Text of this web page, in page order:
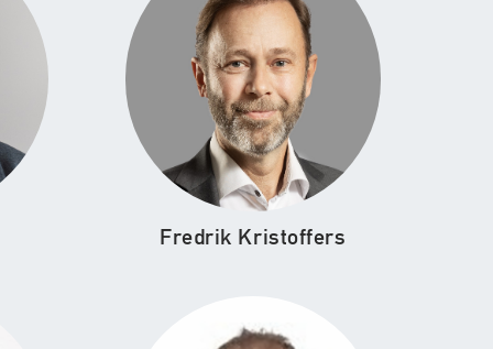
Fredrik Kristoffers